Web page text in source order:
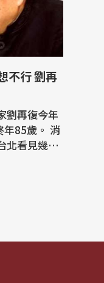
不行 劉再
劉再復今年
歲。 消
北看見幾篇
1980年代